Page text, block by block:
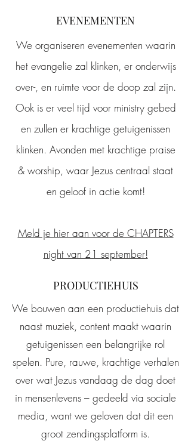
EVENEMENTEN
We organiseren evenementen waarin
het evangelie zal klinken, er onderwijs
over-, en ruimte voor de doop zal zijn.
Ook is er veel tijd voor ministry gebed
en zullen er krachtige getuigenissen
klinken. Avonden met krachtige praise
& worship, waar Jezus centraal staat
en geloof in actie komt!
Meld je hier aan voor de CHAPTERS
night van 21 september!
PRODUCTIEHUIS
We bouwen aan een productiehuis dat
naast muziek, content maakt waarin
getuigenissen een belangrijke rol
spelen. Pure, rauwe, krachtige verhalen
over wat Jezus vandaag de dag doet
in mensenlevens – gedeeld via sociale
media, want we geloven dat dit een
groot zendingsplatform is.